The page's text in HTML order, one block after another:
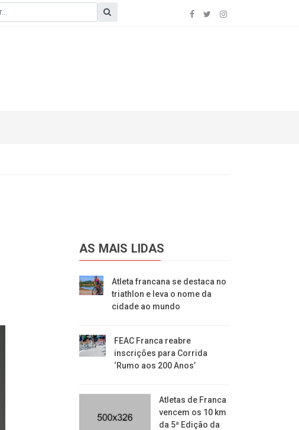
AS MAIS LIDAS
Atleta francana se destaca no
triathlon e leva o nome da
cidade ao mundo
FEAC Franca reabre
inscrições para Corrida
‘Rumo aos 200 Anos’
Atletas de Franca
vencem os 10 km
da 5ª Edição da